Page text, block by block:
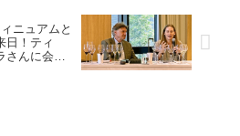
ニュアムと
日！ティ
んに会っ